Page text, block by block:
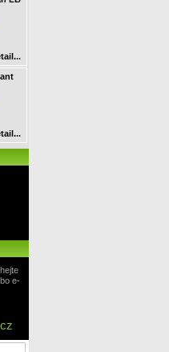
e-